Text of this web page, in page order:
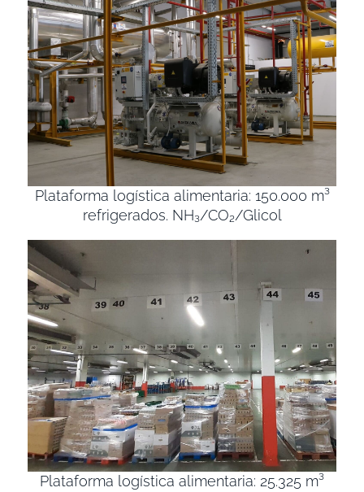
Plataforma logística alimentaria: 150.000 m³
refrigerados. NH₃/CO₂/Glicol
Plataforma logística alimentaria: 25.325 m³